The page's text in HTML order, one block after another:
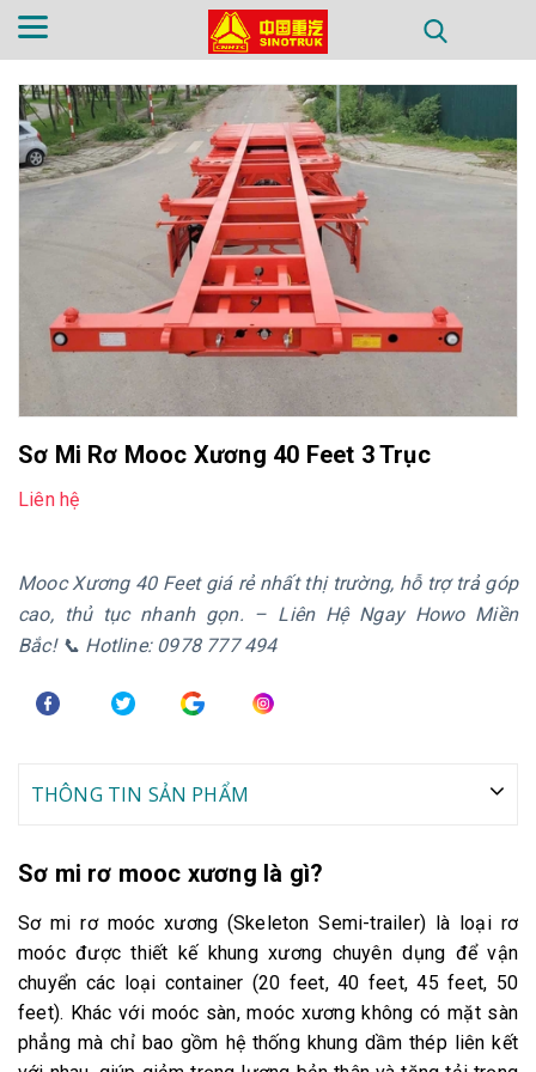
TRANG CHỦ GIỚI THIỆU SẢN PHẨM
PHỤ TÙNG TIN TỨC LIÊN HỆ
Sơ Mi Rơ Mooc Xương 40 Feet 3 Trục
Liên hệ
Mooc Xương 40 Feet giá rẻ nhất thị trường, hỗ trợ trả góp
cao, thủ tục nhanh gọn. – Liên Hệ Ngay Howo Miền
Bắc! 📞 Hotline: 0978 777 494
THÔNG TIN SẢN PHẨM
Sơ mi rơ mooc xương là gì?
Sơ mi rơ moóc xương (Skeleton Semi-trailer) là loại rơ
moóc được thiết kế khung xương chuyên dụng để vận
chuyển các loại container (20 feet, 40 feet, 45 feet, 50
feet). Khác với moóc sàn, moóc xương không có mặt sàn
phẳng mà chỉ bao gồm hệ thống khung dầm thép liên kết